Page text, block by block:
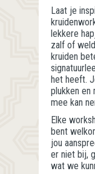
Laat je
lekkere
zalf of
kruiden
het heeft.
plukken en
mee kan
Elke
bent
jou
er niet bij,
wat we